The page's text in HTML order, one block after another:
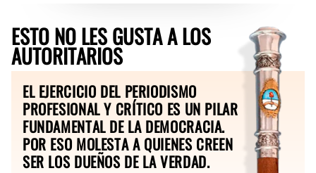
ESTO NO LES GUSTA A LOS
AUTORITARIOS
EL EJERCICIO DEL PERIODISMO
PROFESIONAL Y CRÍTICO ES UN PILAR
FUNDAMENTAL DE LA DEMOCRACIA.
POR ESO MOLESTA A QUIENES CREEN
SER LOS DUEÑOS DE LA VERDAD.